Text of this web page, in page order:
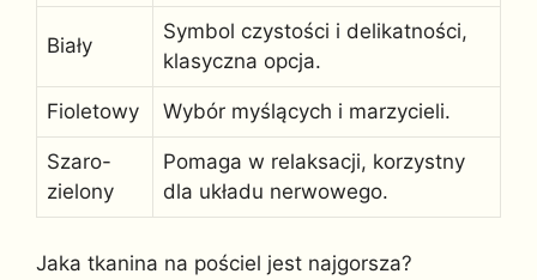
Biały
Symbol czystości i delikatności,
klasyczna opcja.
Fioletowy Wybór myślących i marzycieli.
Szaro-
zielony
Pomaga w relaksacji, korzystny
dla układu nerwowego.
Jaka tkanina na pościel jest najgorsza?